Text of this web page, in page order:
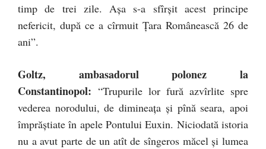
timp de trei zile. Aşa s-a sfîrşit acest principe
nefericit, după ce a cîrmuit Ţara Românească 26 de
ani”.
Goltz, ambasadorul polonez la
Constantinopol: “Trupurile lor fură azvîrlite spre
vederea norodului, de dimineaţa şi pînă seara, apoi
împrăştiate în apele Pontului Euxin. Niciodată istoria
nu a avut parte de un atît de sîngeros măcel şi lumea